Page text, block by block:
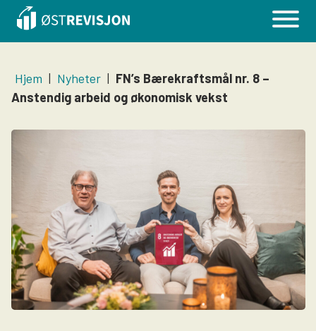
Hjem | Nyheter | FN’s Bærekraftsmål nr. 8 –
Anstendig arbeid og økonomisk vekst